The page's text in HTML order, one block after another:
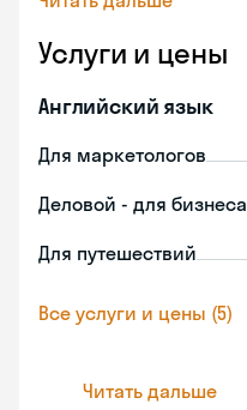
Услуги и цены
Английский язык
Для маркетологов
Деловой - для бизнеса
Для путешествий
Все услуги и цены (5)
Читать дальше